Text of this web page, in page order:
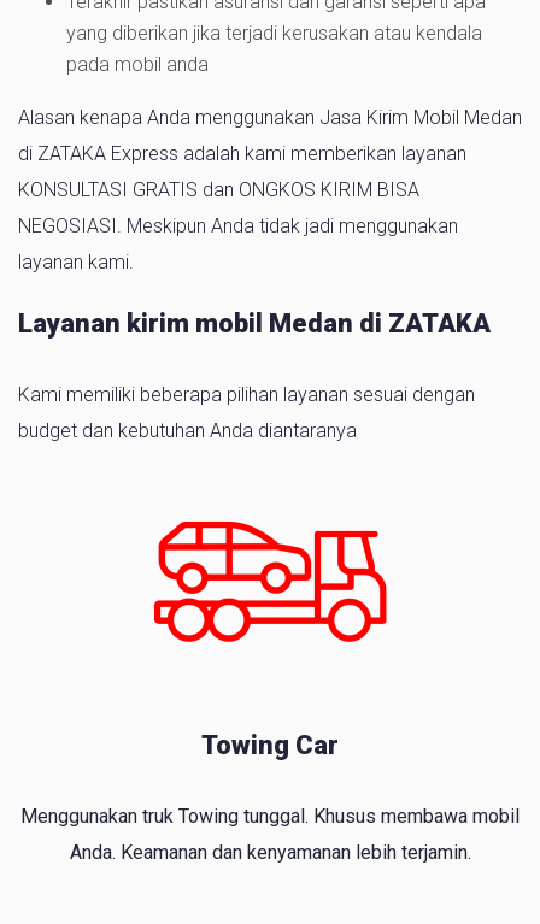
yang diberikan jika terjadi kerusakan atau kendala
pada mobil anda
Alasan kenapa Anda menggunakan Jasa Kirim Mobil Medan
di ZATAKA Express adalah kami memberikan layanan
KONSULTASI GRATIS dan ONGKOS KIRIM BISA
NEGOSIASI. Meskipun Anda tidak jadi menggunakan
layanan kami.
Layanan kirim mobil Medan di ZATAKA
Kami memiliki beberapa pilihan layanan sesuai dengan
budget dan kebutuhan Anda diantaranya
Towing Car
Menggunakan truk Towing tunggal. Khusus membawa mobil
Anda. Keamanan dan kenyamanan lebih terjamin.